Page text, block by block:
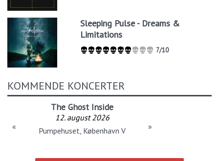
Sleeping Pulse - Dreams &
Limitations
7/10
KOMMENDE KONCERTER
The Ghost Inside
12. august 2026
Pumpehuset, København V
« »